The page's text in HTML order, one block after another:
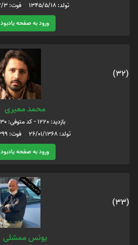
تولد: 1345/5/18 فوت: 1398/12/3
ورود به صفحه یادبود
(32)
محمد معیری
بازدید: 1220 - کد متوفی: 6097530
تولد: 26/01/1368 فوت: 17/12/1399
ورود به صفحه یادبود
(33)
یونس ممشلی